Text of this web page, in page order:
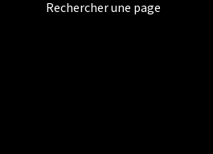
Rechercher une page